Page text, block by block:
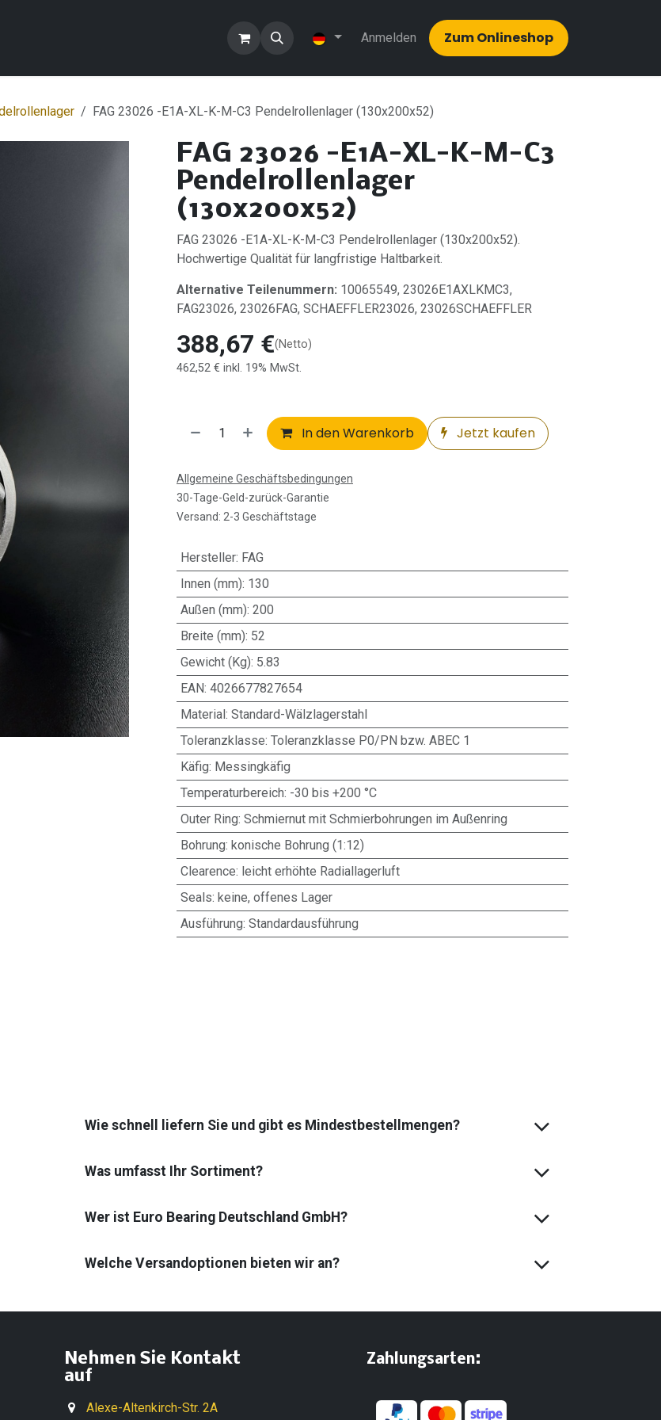
Anmelden Zum Onlinesh​​op
FAG 23026 -E1A-XL-K-M-C3 Pendelrollenlager (130x200x52)
FAG 23026 -E1A-XL-K-M-C3
Pendelrollenlager
(130x200x52)
FAG 23026 -E1A-XL-K-M-C3 Pendelrollenlager (130x200x52).
Hochwertige Qualität für langfristige Haltbarkeit.
Alternative Teilenummern: 10065549, 23026E1AXLKMC3,
FAG23026, 23026FAG, SCHAEFFLER23026, 23026SCHAEFFLER
388,67 €(Netto)
462,52 € inkl. 19% MwSt.
In den Warenkorb Jetzt kaufen
Allgemeine Geschäftsbedingungen
30-Tage-Geld-zurück-Garantie
Versand: 2-3 Geschäftstage
Hersteller: FAG
Innen (mm): 130
Außen (mm): 200
Breite (mm): 52
Gewicht (Kg): 5.83
EAN: 4026677827654
Material: Standard-Wälzlagerstahl
Toleranzklasse: Toleranzklasse P0/PN bzw. ABEC 1
Käfig: Messingkäfig
Temperaturbereich: -30 bis +200 °C
Outer Ring: Schmiernut mit Schmierbohrungen im Außenring
Bohrung: konische Bohrung (1:12)
Clearence: leicht erhöhte Radiallagerluft
Seals: keine, offenes Lager
Ausführung: Standardausführung
Wie schnell liefern Sie und gibt es Mindest­bestell­mengen?
Was umfasst Ihr Sortiment?
Wer ist Euro Bearing Deutschland GmbH?
Welche Versandoptionen bieten wir an?
Nehmen Sie Kontakt
auf
Alexe-Altenkirch-Str. 2A
​Zahlungsarten: